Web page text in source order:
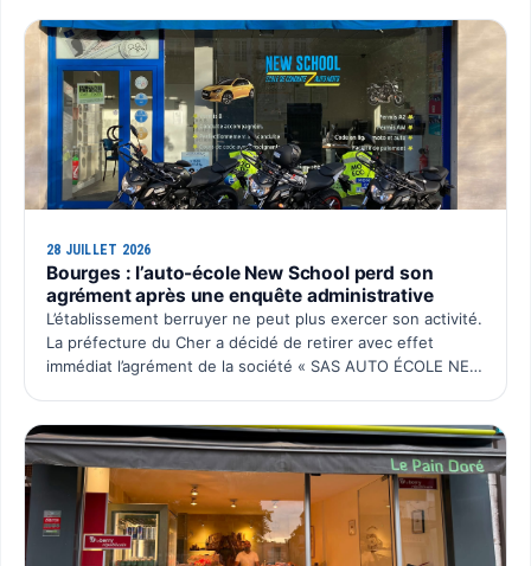
28 JUILLET 2026
Bourges : l’auto-école New School perd son
agrément après une enquête administrative
L’établissement berruyer ne peut plus exercer son activité.
La préfecture du Cher a décidé de retirer avec effet
immédiat l’agrément de la société « SAS AUTO ÉCOLE NEW